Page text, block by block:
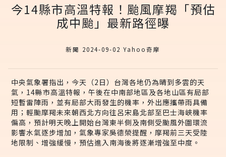
今14縣市高溫特報！颱風摩羯「預估
成中颱」最新路徑曝
新聞 2024-09-02 Yahoo奇摩
中央氣象署指出，今天（2日）台灣各地仍為晴到多雲的天
氣，14縣市高溫特報，午後在中南部地區及各地山區有局部
短暫雷陣雨，並有局部大雨發生的機率，外出應攜帶雨具備
用；輕颱摩羯未來朝西北方向往呂宋島北部至巴士海峽機率
偏高，預計明天晚上開始台灣東半側及南側受颱風外圍環流
影響水氣逐步增加，氣象專家吳德榮提醒，摩羯前三天受陸
地限制、增強緩慢，預估進入南海後將逐漸增強至中度。